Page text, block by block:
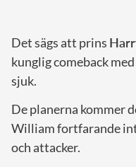
Det sägs att prins
kunglig comeback
sjuk.
De planerna kommer
William fortfarande
och attacker.